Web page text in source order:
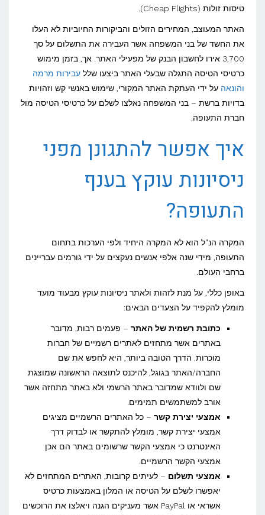
טיסות זולות (Cheap Flights).
האתר המעוצב, המחירים הזולים והביקורות החיוביות לא העלו
את החשד של בני המשפחה אשר העבירה את התשלום על סך
3,700 אירו לחשבון הבנק של מפעילי האתר. אך, בזמן מימוש
כרטיסי הטיסה התגלה שבעלי האתר ביצעו שלל עבירות מרמה
והונאה על ידי העתקת האתר המקורי, שימוש באנשי קש וזהויות
בדויות ברשת – בני המשפחה נאלצו לשלם על כרטיסי הטיסה מול
חברת התעופה.
איך אפשר להתגונן מפני
ניסיונות עוקץ בענף
התעופה?
המקרה הנ"ל הוא לא המקרה היחיד ולפי הערכות בתחום
התעופה, מידי שנה אלפי אנשים נעקצים על ידי גורמים עבריינים
ברחבי העולם.
באופן כללי, על מנת לזהות ולאתר ניסיונות עוקץ מבעוד מועד
מומלץ להקפיד על הצעדים הבאים:
כתובת רשמית של האתר – פעמים רבות, מדובר
באתרים אשר מתחזים לאתרים רשמיים של חברות
מוכרות. הדרך הטובה ביותר, היא לחפש את שם
החברה/האתר בגוגל, להיכנס לתוצאה הראשונה שמוצגת
שם ולוודא שמדובר באתר הרשמי ולא באתר מתחזה אשר
אורב למשתמשים תמימים.
אמצעי יצירת קשר – כל האתרים הרשמיים מציגים
אמצעי יצירת קשר, מומלץ להתקשר או לבדוק דרך
האינטרנט כי אמצעי הקשר שרשומים באתר הם אכן
אמצעי הקשר הרשמיים.
אמצעי תשלום – לעיתים קרובות, האתרים המתחזים לא
יאפשרו לשלם על הטיסה או המלון באמצעות כרטיס
אשראי או PayPal אשר מעניקים הגנה ויאלצו את הרוכשים